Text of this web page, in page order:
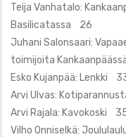
Teija Vanhatalo:
Basilicatassa 26
Juhani Salonsaari:
toimijoita
Esko Kujanpää: Lenkki
Arvi Ulvas:
Arvi Rajala: Kavokoski
Vilho Onniselkä: